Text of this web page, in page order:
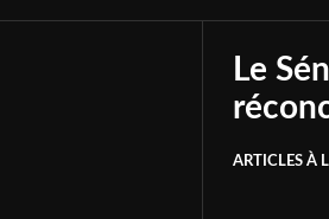
Le
ARTICLES À